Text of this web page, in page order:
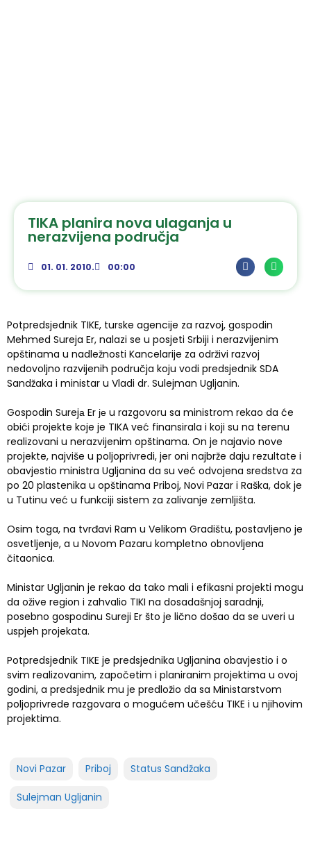
TIKA planira nova ulaganja u
nerazvijena područja
01. 01. 2010. 00:00
Potpredsjednik TIKE, turske agencije za razvoj, gospodin
Mehmed Sureja Er, nalazi se u posjeti Srbiji i nerazvijenim
opštinama u nadležnosti Kancelarije za održivi razvoj
nedovoljno razvijenih područja koju vodi predsjednik SDA
Sandžaka i ministar u Vladi dr. Sulejman Ugljanin.
Gospodin Surejа Er је u razgovoru sa ministrom rekao da će
obići projekte koje je TIKA već finansirala i koji su na terenu
realizovani u nerazvijenim opštinama. On je najavio nove
projekte, najviše u poljoprivredi, jer oni najbrže daju rezultate i
obavjestio ministra Ugljanina da su već odvojena sredstva za
po 20 plastenika u opštinama Priboj, Novi Pazar i Raška, dok je
u Tutinu već u funkciji sistem za zalivanje zemljišta.
Osim toga, na tvrđavi Ram u Velikom Gradištu, postavljeno je
osvetljenje, a u Novom Pazaru kompletno obnovljena
čitaonica.
Ministar Ugljanin je rekao da tako mali i efikasni projekti mogu
da ožive region i zahvalio TIKI na dosadašnjoj saradnji,
posebno gospodinu Sureji Er što je lično došao da se uveri u
uspjeh projekata.
Potpredsjednik TIKE je predsjednika Ugljanina obavjestio i o
svim realizovanim, započetim i planiranim projektima u ovoj
godini, a predsjednik mu je predložio da sa Ministarstvom
poljoprivrede razgovara o mogućem učešću TIKE i u njihovim
projektima.
Novi Pazar Priboj Status Sandžaka
Sulejman Ugljanin